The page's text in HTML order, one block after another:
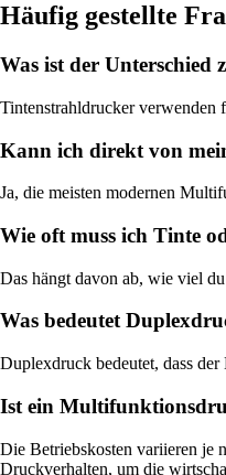
Häufig gestellte
Was ist der
Tintenstrahldrucker verwenden
Kann ich direkt von
Ja, die meisten modernen
Wie oft muss ich Tinte
Das hängt davon ab, wie viel
Was bedeutet
Duplexdruck bedeutet, dass
Ist ein
Die Betriebskosten variieren je
Druckverhalten, um die